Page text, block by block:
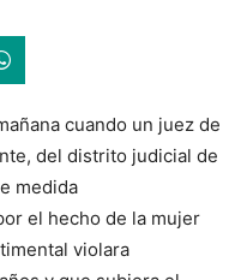
cuando un juez de
del distrito judicial de
medida
el hecho de la mujer
violara